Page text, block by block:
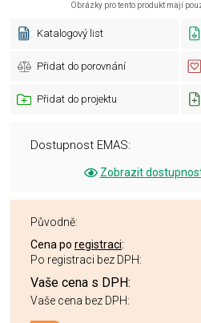
Obrázky pro tento produkt mají
Katalogový list
Přidat do porovnání
Přidat do projektu
Dostupnost EMAS:
Zobrazit
Původně:
Cena po registraci:
Po registraci bez DPH:
Vaše cena s DPH:
Vaše cena bez DPH: